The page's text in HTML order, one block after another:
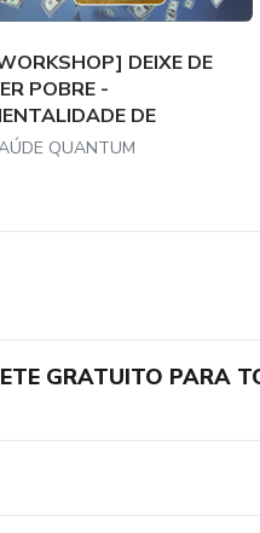
DEIXE DE
POBRE -
DE
PROM...
QUANTUM
GRATUITO PARA